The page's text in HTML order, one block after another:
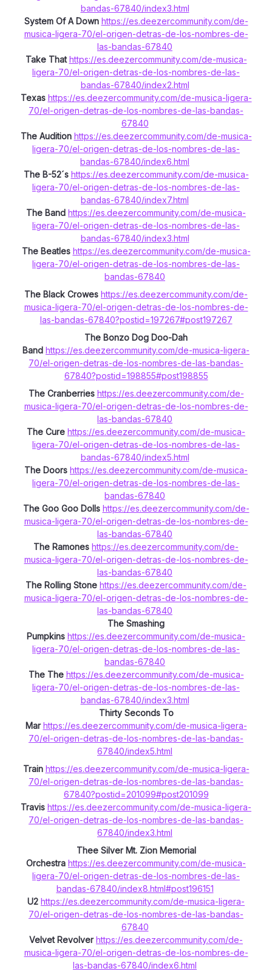
bandas-67840/index3.html
System Of A Down https://es.deezercommunity.com/de-
musica-ligera-70/el-origen-detras-de-los-nombres-de-
las-bandas-67840
Take That https://es.deezercommunity.com/de-musica-
ligera-70/el-origen-detras-de-los-nombres-de-las-
bandas-67840/index2.html
Texas https://es.deezercommunity.com/de-musica-ligera-
70/el-origen-detras-de-los-nombres-de-las-bandas-
67840
The Audition https://es.deezercommunity.com/de-musica-
ligera-70/el-origen-detras-de-los-nombres-de-las-
bandas-67840/index6.html
The B-52´s https://es.deezercommunity.com/de-musica-
ligera-70/el-origen-detras-de-los-nombres-de-las-
bandas-67840/index7.html
The Band https://es.deezercommunity.com/de-musica-
ligera-70/el-origen-detras-de-los-nombres-de-las-
bandas-67840/index3.html
The Beatles https://es.deezercommunity.com/de-musica-
ligera-70/el-origen-detras-de-los-nombres-de-las-
bandas-67840
The Black Crowes https://es.deezercommunity.com/de-
musica-ligera-70/el-origen-detras-de-los-nombres-de-
las-bandas-67840?postid=197267#post197267
The Bonzo Dog Doo-Dah
Band https://es.deezercommunity.com/de-musica-ligera-
70/el-origen-detras-de-los-nombres-de-las-bandas-
67840?postid=198855#post198855
The Cranberries https://es.deezercommunity.com/de-
musica-ligera-70/el-origen-detras-de-los-nombres-de-
las-bandas-67840
The Cure https://es.deezercommunity.com/de-musica-
ligera-70/el-origen-detras-de-los-nombres-de-las-
bandas-67840/index5.html
The Doors https://es.deezercommunity.com/de-musica-
ligera-70/el-origen-detras-de-los-nombres-de-las-
bandas-67840
The Goo Goo Dolls https://es.deezercommunity.com/de-
musica-ligera-70/el-origen-detras-de-los-nombres-de-
las-bandas-67840
The Ramones https://es.deezercommunity.com/de-
musica-ligera-70/el-origen-detras-de-los-nombres-de-
las-bandas-67840
The Rolling Stone https://es.deezercommunity.com/de-
musica-ligera-70/el-origen-detras-de-los-nombres-de-
las-bandas-67840
The Smashing
Pumpkins https://es.deezercommunity.com/de-musica-
ligera-70/el-origen-detras-de-los-nombres-de-las-
bandas-67840
The The https://es.deezercommunity.com/de-musica-
ligera-70/el-origen-detras-de-los-nombres-de-las-
bandas-67840/index3.html
Thirty Seconds To
Mar https://es.deezercommunity.com/de-musica-ligera-
70/el-origen-detras-de-los-nombres-de-las-bandas-
67840/index5.html
Train https://es.deezercommunity.com/de-musica-ligera-
70/el-origen-detras-de-los-nombres-de-las-bandas-
67840?postid=201099#post201099
Travis https://es.deezercommunity.com/de-musica-ligera-
70/el-origen-detras-de-los-nombres-de-las-bandas-
67840/index3.html
Thee Silver Mt. Zion Memorial
Orchestra https://es.deezercommunity.com/de-musica-
ligera-70/el-origen-detras-de-los-nombres-de-las-
bandas-67840/index8.html#post196151
U2 https://es.deezercommunity.com/de-musica-ligera-
70/el-origen-detras-de-los-nombres-de-las-bandas-
67840
Velvet Revolver https://es.deezercommunity.com/de-
musica-ligera-70/el-origen-detras-de-los-nombres-de-
las-bandas-67840/index6.html